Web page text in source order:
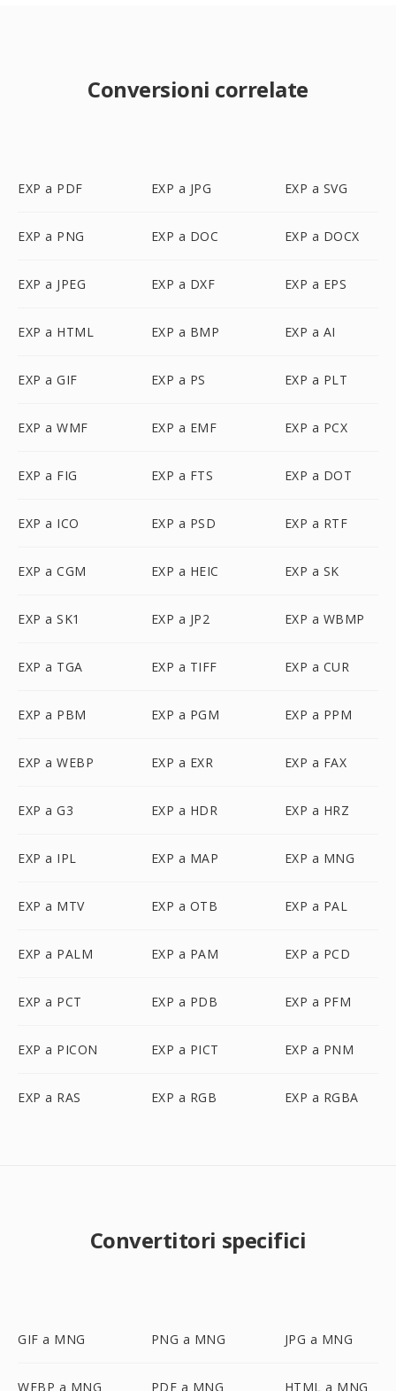
Conversioni correlate
EXP a PDF EXP a JPG EXP a SVG
EXP a PNG EXP a DOC EXP a DOCX
EXP a JPEG EXP a DXF EXP a EPS
EXP a HTML EXP a BMP EXP a AI
EXP a GIF EXP a PS EXP a PLT
EXP a WMF EXP a EMF EXP a PCX
EXP a FIG EXP a FTS EXP a DOT
EXP a ICO EXP a PSD EXP a RTF
EXP a CGM EXP a HEIC EXP a SK
EXP a SK1 EXP a JP2 EXP a WBMP
EXP a TGA EXP a TIFF EXP a CUR
EXP a PBM EXP a PGM EXP a PPM
EXP a WEBP EXP a EXR EXP a FAX
EXP a G3 EXP a HDR EXP a HRZ
EXP a IPL EXP a MAP EXP a MNG
EXP a MTV EXP a OTB EXP a PAL
EXP a PALM EXP a PAM EXP a PCD
EXP a PCT EXP a PDB EXP a PFM
EXP a PICON EXP a PICT EXP a PNM
EXP a RAS EXP a RGB EXP a RGBA
Convertitori specifici
GIF a MNG PNG a MNG JPG a MNG
WEBP a MNG PDF a MNG HTML a MNG